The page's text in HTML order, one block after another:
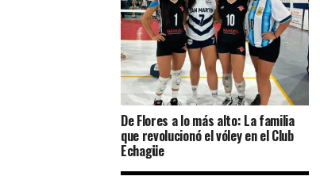
De Flores a lo más alto: La familia
que revolucionó el vóley en el Club
Echagüe